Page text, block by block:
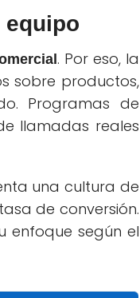
. Por eso, la
sobre productos,
Programas de
llamadas reales
una cultura de
de conversión.
enfoque según el